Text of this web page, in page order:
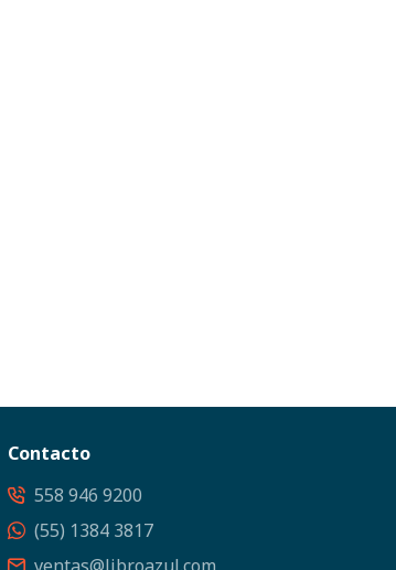
Contacto
558 946 9200
(55) 1384 3817